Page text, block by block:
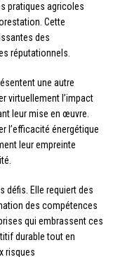
pratiques agricoles
Cette
des
réputationnels.
une autre
virtuellement l’impact
leur mise en œuvre.
l’efficacité énergétique
leur empreinte
défis. Elle requiert des
des compétences
qui embrassent ces
durable tout en
risques